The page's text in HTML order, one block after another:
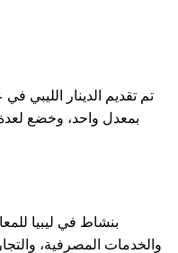
بمعدل واحد، وخضع
والخدمات المصرفية،